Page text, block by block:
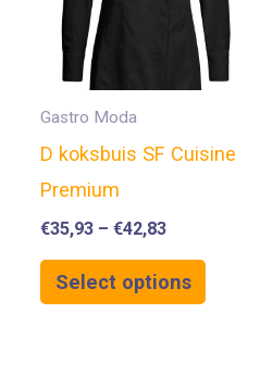
Gastro Moda
D koksbuis SF Cuisine
Premium
€35,93 – €42,83
Select options